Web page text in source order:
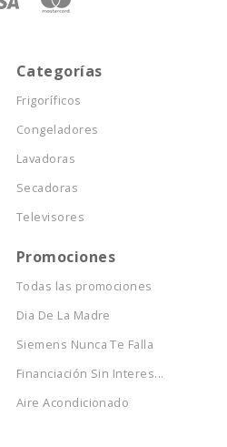
Categorías
Frigoríficos
Congeladores
Lavadoras
Secadoras
Televisores
Promociones
Todas las promociones
Dia De La Madre
Siemens Nunca Te Falla
Financiación Sin Interes...
Aire Acondicionado